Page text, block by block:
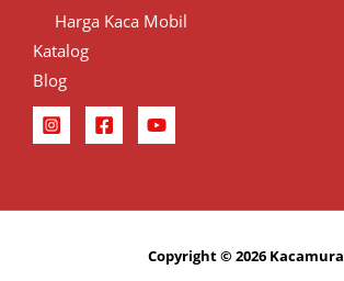
Harga Kaca Mobil
Katalog
Blog
Copyright © 2026 Kacamura